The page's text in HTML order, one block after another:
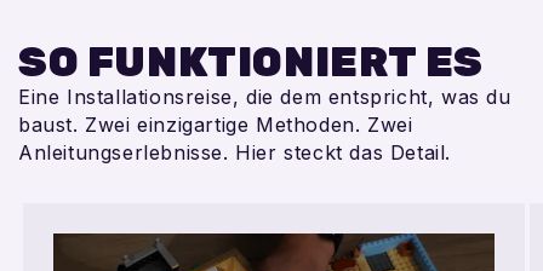
SO FUNKTIONIERT ES
Eine Installationsreise, die dem entspricht, was du
baust. Zwei einzigartige Methoden. Zwei
Anleitungserlebnisse. Hier steckt das Detail.